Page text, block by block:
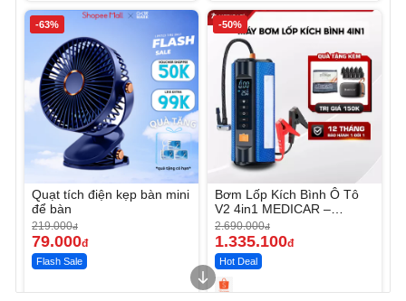
-63%
Quạt tích điện kẹp bàn mini
để bàn
219.000đ
79.000đ
Flash Sale
-50%
Bơm Lốp Kích Bình Ô Tô
V2 4in1 MEDICAR –
12.000mAh
2.690.000đ
1.335.100đ
Hot Deal